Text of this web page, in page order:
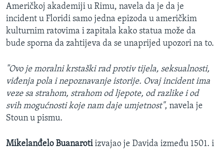
Američkoj akademiji u Rimu, navela da je da je
incident u Floridi samo jedna epizoda u američkim
kulturnim ratovima i zapitala kako statua može da
bude sporna da zahtijeva da se unaprijed upozori na to.
"Ovo je moralni krstaški rad protiv tijela, seksualnosti,
viđenja pola i nepoznavanje istorije. Ovaj incident ima
veze sa strahom, strahom od ljepote, od razlike i od
svih mogućnosti koje nam daje umjetnost", navela je
Stoun u pismu.
Mikelanđelo Buanarotiizvajao je Davida između 1501. i